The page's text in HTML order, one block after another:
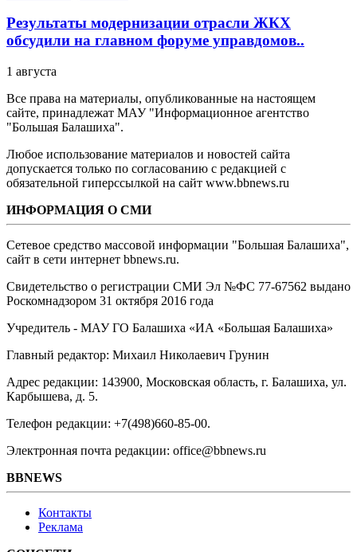
Результаты модернизации отрасли ЖКХ
обсудили на главном форуме управдомов..
1 августа
Все права на материалы, опубликованные на настоящем
сайте, принадлежат МАУ "Информационное агентство
"Большая Балашиха".
Любое использование материалов и новостей сайта
допускается только по согласованию с редакцией с
обязательной гиперссылкой на сайт www.bbnews.ru
ИНФОРМАЦИЯ О СМИ
Сетевое средство массовой информации "Большая Балашиха",
сайт в сети интернет bbnews.ru.
Свидетельство о регистрации СМИ Эл №ФС ‎77-67562 выдано
Роскомнадзором 31 октября 2016 года
Учредитель - МАУ ГО Балашиха «ИА «Большая Балашиха»
Главный редактор: Михаил Николаевич Грунин
Адрес редакции: 143900, Московская область, г. Балашиха, ул.
Карбышева, д. 5.
Телефон редакции: +7(498)660-85-00.
Электронная почта редакции: office@bbnews.ru
BBNEWS
Контакты
Реклама